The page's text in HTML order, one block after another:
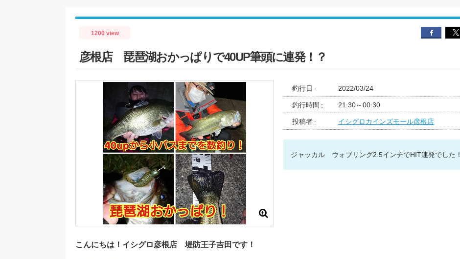
1200 view
彦根店 琵琶湖おかっぱりで40UP筆頭に連発！？
釣行日 2022/03/24
釣行時間 21:30～00:30
投稿者 イシグロカインズモール彦根店
ジャッカル ウォブリング2.5インチでHIT連発でした！
こんにちは！イシグロ彦根店 堤防王子吉田です！